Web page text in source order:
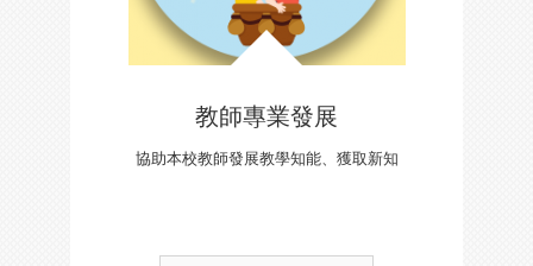
教師專業發展
協助本校教師發展教學知能、獲取新知